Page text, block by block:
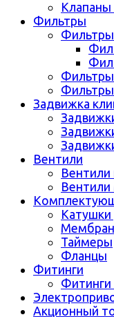
Фильтры
Задвижка
Вентили
Катушки
Таймеры
Фланцы
Фитинги
Акционный